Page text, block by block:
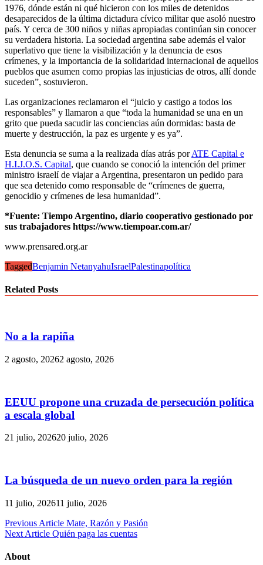
1976, dónde están ni qué hicieron con los miles de detenidos
desaparecidos de la última dictadura cívico militar que asoló nuestro
país. Y cerca de 300 niños y niñas apropiadas continúan sin conocer
su verdadera historia. La sociedad argentina sabe además el valor
superlativo que tiene la visibilización y la denuncia de esos
crímenes, y la importancia de la solidaridad internacional de aquellos
pueblos que asumen como propias las injusticias de otros, allí donde
suceden”, sostuvieron.
Las organizaciones reclamaron el “juicio y castigo a todos los
responsables” y llamaron a que “toda la humanidad se una en un
grito que pueda sacudir las conciencias aún dormidas: basta de
muerte y destrucción, la paz es urgente y es ya”.
Esta denuncia se suma a la realizada días atrás porATE Capital e
H.I.J.O.S. Capital, que cuando se conoció la intención del primer
ministro israelí de viajar a Argentina, presentaron un pedido para
que sea detenido como responsable de “crímenes de guerra,
genocidio y crímenes de lesa humanidad”.
*Fuente: Tiempo Argentino, diario cooperativo gestionado por
sus trabajadores https://www.tiempoar.com.ar/
www.prensared.org.ar
TaggedBenjamin NetanyahuIsraelPalestinapolítica
Related Posts
No a la rapiña
2 agosto, 20262 agosto, 2026
EEUU propone una cruzada de persecución política
a escala global
21 julio, 202620 julio, 2026
La búsqueda de un nuevo orden para la región
11 julio, 202611 julio, 2026
Navegación
de
entradas
Previous Article Mate, Razón y Pasión
Next Article Quién paga las cuentas
About